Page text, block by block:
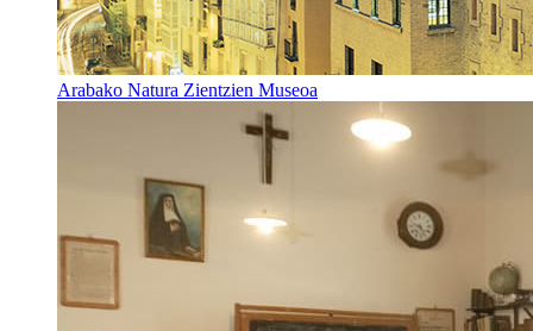
Arabako Natura Zientzien Museoa